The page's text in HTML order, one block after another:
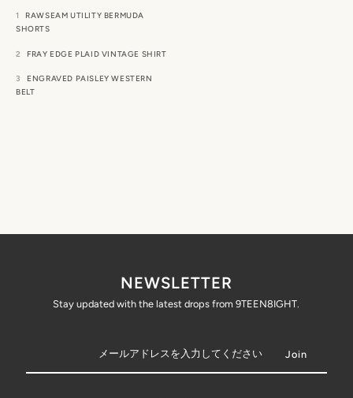
RAWSEAM UTILITY BERMUDA
SHORTS
FRAY EDGE PLAID VINTAGE SHIRT
ENGRAVED PAISLEY WESTERN
BELT
NEWSLETTER
Stay updated with the latest drops from 9TEEN8IGHT.